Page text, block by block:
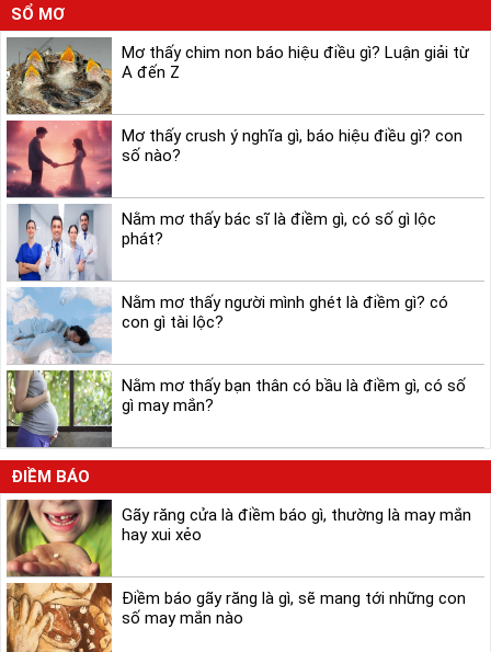
SỔ MƠ
Mơ thấy chim non báo hiệu điều gì? Luận giải từ
A đến Z
Mơ thấy crush ý nghĩa gì, báo hiệu điều gì? con
số nào?
Nằm mơ thấy bác sĩ là điềm gì, có số gì lộc
phát?
Nằm mơ thấy người mình ghét là điềm gì? có
con gì tài lộc?
Nằm mơ thấy bạn thân có bầu là điềm gì, có số
gì may mắn?
ĐIỀM BÁO
Gãy răng cửa là điềm báo gì, thường là may mắn
hay xui xẻo
Điềm báo gãy răng là gì, sẽ mang tới những con
số may mắn nào